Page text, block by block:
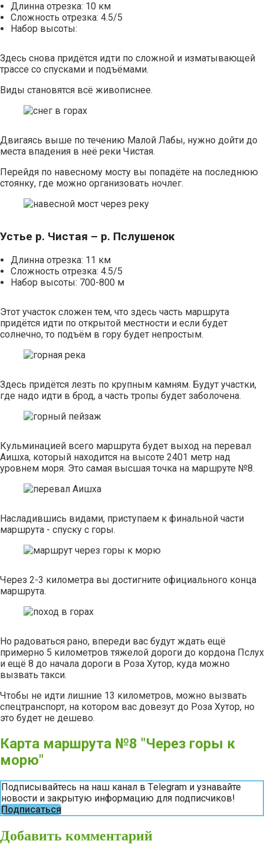
Длинна отрезка: 10 км
Сложность отрезка: 4.5/5
Набор высоты:
Здесь снова придётся идти по сложной и изматывающей
трассе со спусками и подъёмами.
Виды становятся всё живописнее.
Двигаясь выше по течению Малой Лабы, нужно дойти до
места впадения в неё реки Чистая.
Перейдя по навесному мосту вы попадёте на последнюю
стоянку, где можно организовать ночлег.
Устье р. Чистая – р. Пслушенок
Длинна отрезка: 11 км
Сложность отрезка: 4.5/5
Набор высоты: 700-800 м
Этот участок сложен тем, что здесь часть маршрута
придётся идти по открытой местности и если будет
солнечно, то подъём в гору будет непростым.
Здесь придётся лезть по крупным камням. Будут участки,
где надо идти в брод, а часть тропы будет заболочена.
Кульминацией всего маршрута будет выход на перевал
Аишха, который находится на высоте 2401 метр над
уровнем моря. Это самая высшая точка на маршруте №8.
Насладившись видами, приступаем к финальной части
маршрута - спуску с горы.
Через 2-3 километра вы достигните официального конца
маршрута.
Но радоваться рано, впереди вас будут ждать ещё
примерно 5 километров тяжелой дороги до кордона Пслух
и ещё 8 до начала дороги в Роза Хутор, куда можно
вызвать такси.
Чтобы не идти лишние 13 километров, можно вызвать
спецтранспорт, на котором вас довезут до Роза Хутор, но
это будет не дешево.
Карта маршрута №8 "Через горы к
морю"
Подписывайтесь на наш канал в Тelegram и узнавайте
новости и закрытую информацию для подписчиков!
Подписаться
Добавить комментарий